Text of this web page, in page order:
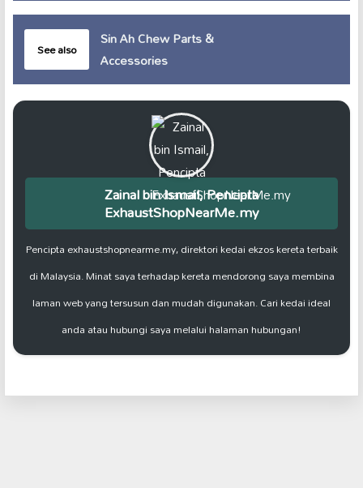
See also
Sin Ah Chew Parts &
Accessories
Zainal bin Ismail, Pencipta
ExhaustShopNearMe.my
Pencipta exhaustshopnearme.my, direktori kedai ekzos kereta terbaik
di Malaysia. Minat saya terhadap kereta mendorong saya membina
laman web yang tersusun dan mudah digunakan. Cari kedai ideal
anda atau hubungi saya melalui halaman hubungan!